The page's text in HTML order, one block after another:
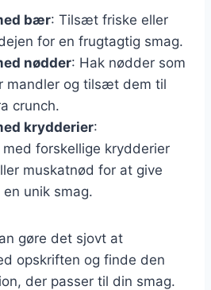
bær: Tilsæt friske eller
for en frugtagtig smag.
nødder: Hak nødder som
mandler og tilsæt dem til
crunch.
krydderier:
med forskellige krydderier
muskatnød for at give
unik smag.
gøre det sjovt at
opskriften og finde den
der passer til din smag.